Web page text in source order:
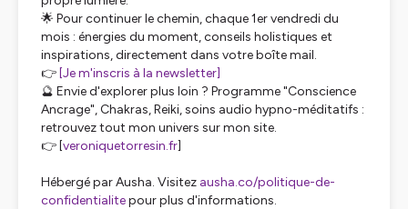
🌟 Pour continuer le chemin, chaque 1er vendredi du
mois : énergies du moment, conseils holistiques et
inspirations, directement dans votre boîte mail.
👉 [Je m'inscris à la newsletter]
🔮 Envie d'explorer plus loin ? Programme "Conscience
Ancrage", Chakras, Reiki, soins audio hypno-méditatifs :
retrouvez tout mon univers sur mon site.
👉 [veroniquetorresin.fr]
Hébergé par Ausha. Visitez ausha.co/politique-de-
confidentialitepour plus d'informations.